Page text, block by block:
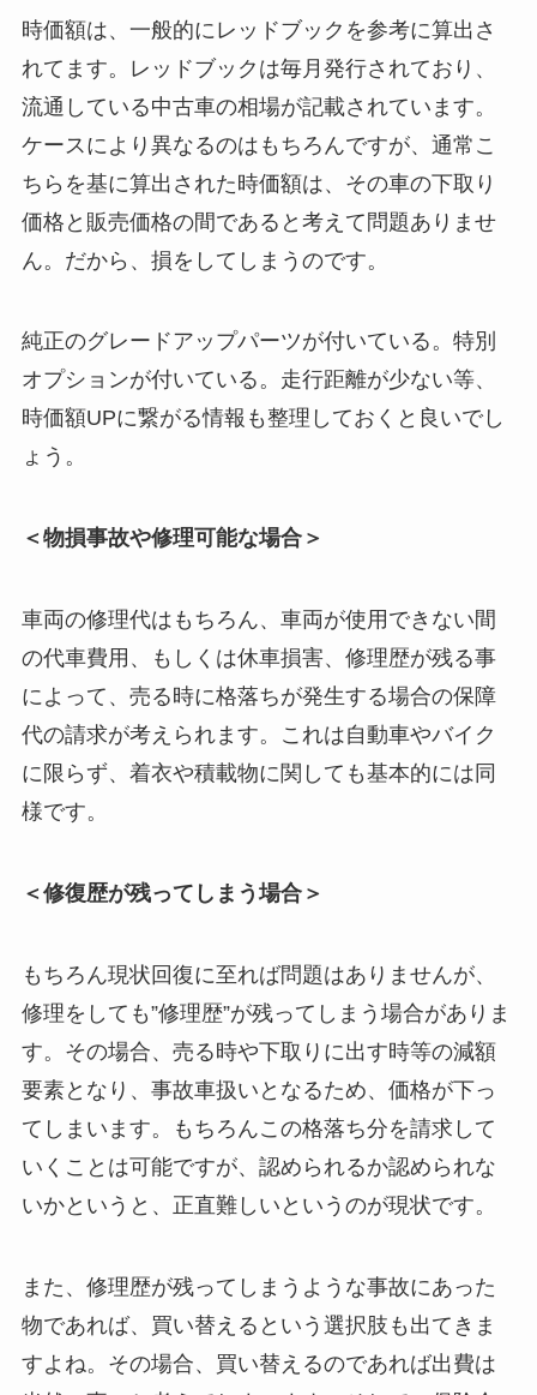
時価額は、一般的にレッドブックを参考に算出さ
れてます。レッドブックは毎月発行されており、
流通している中古車の相場が記載されています。
ケースにより異なるのはもちろんですが、通常こ
ちらを基に算出された時価額は、その車の下取り
価格と販売価格の間であると考えて問題ありませ
ん。だから、損をしてしまうのです。
純正のグレードアップパーツが付いている。特別
オプションが付いている。走行距離が少ない等、
時価額UPに繋がる情報も整理しておくと良いでし
ょう。
＜物損事故や修理可能な場合＞
車両の修理代はもちろん、車両が使用できない間
の代車費用、もしくは休車損害、修理歴が残る事
によって、売る時に格落ちが発生する場合の保障
代の請求が考えられます。これは自動車やバイク
に限らず、着衣や積載物に関しても基本的には同
様です。
＜修復歴が残ってしまう場合＞
もちろん現状回復に至れば問題はありませんが、
修理をしても”修理歴”が残ってしまう場合がありま
す。その場合、売る時や下取りに出す時等の減額
要素となり、事故車扱いとなるため、価格が下っ
てしまいます。もちろんこの格落ち分を請求して
いくことは可能ですが、認められるか認められな
いかというと、正直難しいというのが現状です。
また、修理歴が残ってしまうような事故にあった
物であれば、買い替えるという選択肢も出てきま
すよね。その場合、買い替えるのであれば出費は